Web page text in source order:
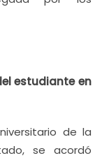
estudiante en
de la
se acordó